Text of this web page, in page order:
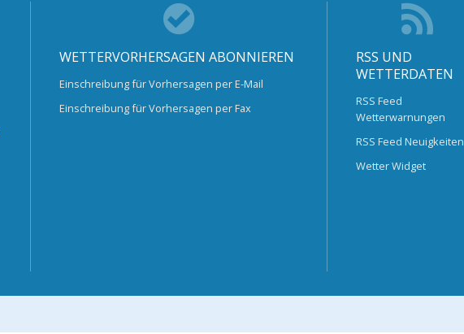
WETTERVORHERSAGEN ABONNIEREN
Einschreibung für Vorhersagen per E-Mail
Einschreibung für Vorhersagen per Fax
RSS UND
WETTERDATEN
RSS Feed
Wetterwarnungen
RSS Feed Neuigkeiten
Wetter Widget